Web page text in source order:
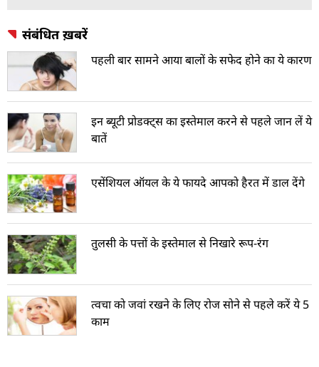
संबंधित ख़बरें
पहली बार सामने आया बालों के सफेद होने का ये कारण
इन ब्यूटी प्रोडक्ट्स का इस्तेमाल करने से पहले जान लें ये
बातें
एसेंशियल ऑयल के ये फायदे आपको हैरत में डाल देंगे
तुलसी के पत्तों के इस्तेमाल से निखारे रूप-रंग
त्वचा को जवां रखने के लिए रोज सोने से पहले करें ये 5
काम